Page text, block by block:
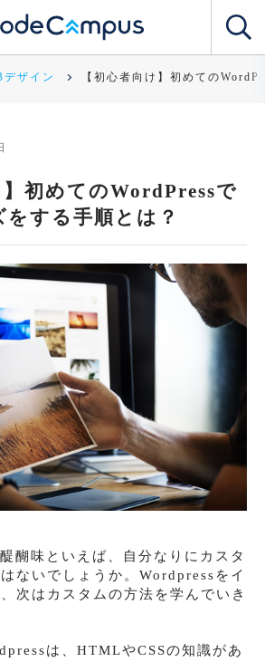
デザイン 【初心者向け】初めての
】初めてのWordPressで
をする手順とは？
醐味といえば、自分なりにカスタ
ないでしょうか。Wordpressをイ
次はカスタムの方法を学んでいき
は、HTMLやCSSの知識があ